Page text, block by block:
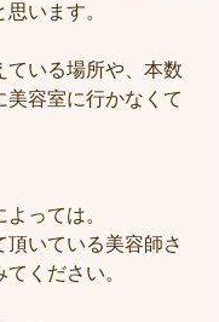
います。
ている場所や、本数
美容室に行かなくて
っては。
頂いている美容師さ
ください。